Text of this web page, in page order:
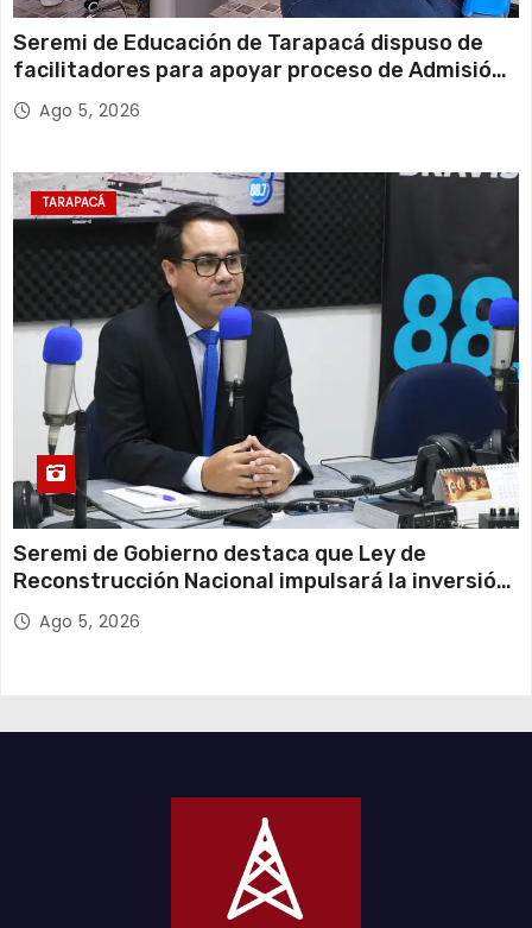
Seremi de Educación de Tarapacá dispuso de
facilitadores para apoyar proceso de Admisión
Escolar 2027
Ago 5, 2026
TARAPACÁ
Seremi de Gobierno destaca que Ley de
Reconstrucción Nacional impulsará la inversión
y el empleo en Tarapacá
Ago 5, 2026